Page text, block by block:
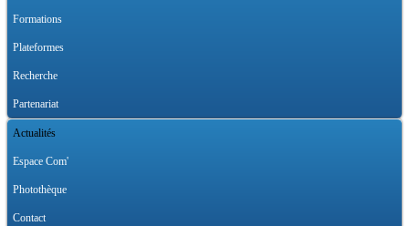
Formations
Plateformes
Recherche
Partenariat
Actualités
Espace Com'
Photothèque
Contact